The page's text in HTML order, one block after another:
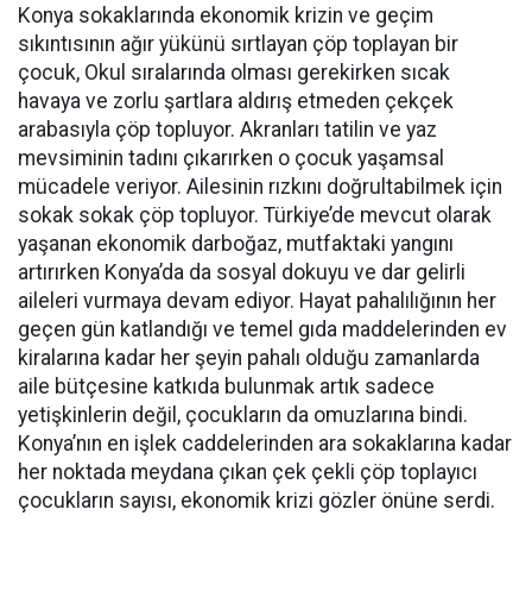
Konya sokaklarında ekonomik krizin ve geçim
sıkıntısının ağır yükünü sırtlayan çöp toplayan bir
çocuk, Okul sıralarında olması gerekirken sıcak
havaya ve zorlu şartlara aldırış etmeden çekçek
arabasıyla çöp topluyor. Akranları tatilin ve yaz
mevsiminin tadını çıkarırken o çocuk yaşamsal
mücadele veriyor. Ailesinin rızkını doğrultabilmek için
sokak sokak çöp topluyor. Türkiye’de mevcut olarak
yaşanan ekonomik darboğaz, mutfaktaki yangını
artırırken Konya’da da sosyal dokuyu ve dar gelirli
aileleri vurmaya devam ediyor. Hayat pahalılığının her
geçen gün katlandığı ve temel gıda maddelerinden ev
kiralarına kadar her şeyin pahalı olduğu zamanlarda
aile bütçesine katkıda bulunmak artık sadece
yetişkinlerin değil, çocukların da omuzlarına bindi.
Konya’nın en işlek caddelerinden ara sokaklarına kadar
her noktada meydana çıkan çek çekli çöp toplayıcı
çocukların sayısı, ekonomik krizi gözler önüne serdi.